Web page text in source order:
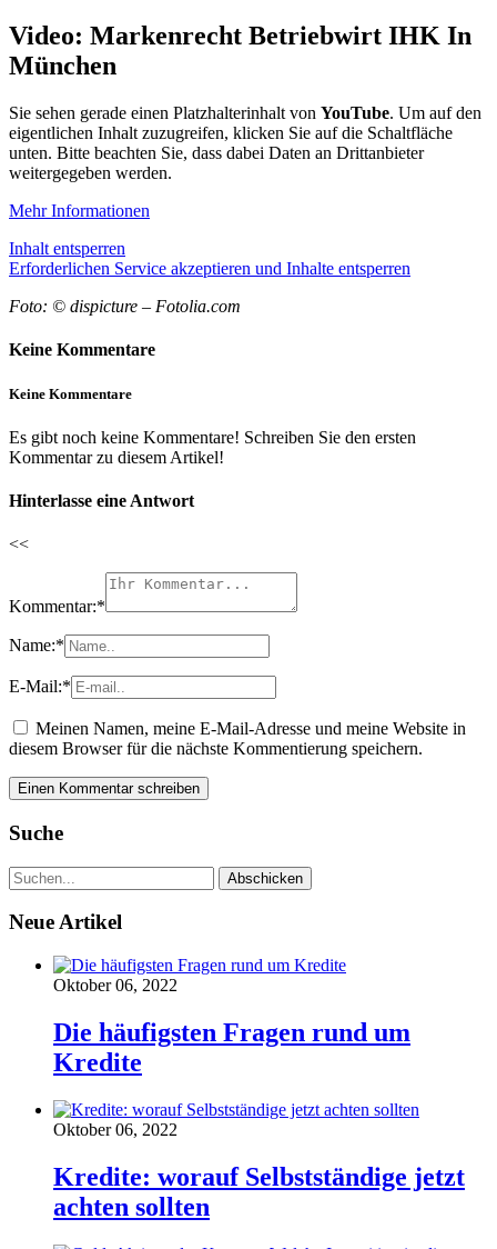
Video: Markenrecht Betriebwirt IHK In
München
Sie sehen gerade einen Platzhalterinhalt von YouTube. Um auf den
eigentlichen Inhalt zuzugreifen, klicken Sie auf die Schaltfläche
unten. Bitte beachten Sie, dass dabei Daten an Drittanbieter
weitergegeben werden.
Mehr Informationen
Inhalt entsperren
Erforderlichen Service akzeptieren und Inhalte entsperren
Foto: © dispicture – Fotolia.com
Keine Kommentare
Keine Kommentare
Es gibt noch keine Kommentare! Schreiben Sie den ersten
Kommentar zu diesem Artikel!
Hinterlasse eine Antwort
<<
Kommentar:*
Name:*
E-Mail:*
Meinen Namen, meine E-Mail-Adresse und meine Website in
diesem Browser für die nächste Kommentierung speichern.
Suche
Neue Artikel
Oktober 06, 2022
Die häufigsten Fragen rund um
Kredite
Oktober 06, 2022
Kredite: worauf Selbstständige jetzt
achten sollten